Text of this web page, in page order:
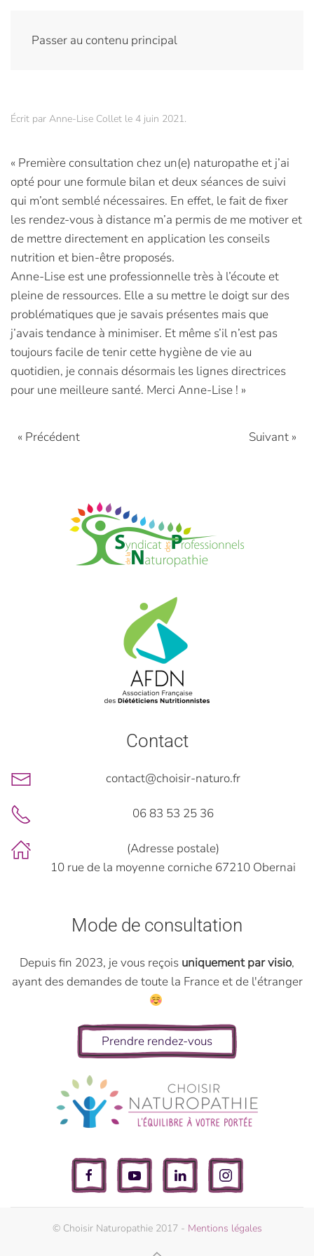
Passer au contenu principal
Écrit par Anne-Lise Collet le 4 juin 2021.
« Première consultation chez un(e) naturopathe et j’ai
opté pour une formule bilan et deux séances de suivi
qui m’ont semblé nécessaires. En effet, le fait de fixer
les rendez-vous à distance m’a permis de me motiver et
de mettre directement en application les conseils
nutrition et bien-être proposés.
Anne-Lise est une professionnelle très à l’écoute et
pleine de ressources. Elle a su mettre le doigt sur des
problématiques que je savais présentes mais que
j’avais tendance à minimiser. Et même s’il n’est pas
toujours facile de tenir cette hygiène de vie au
quotidien, je connais désormais les lignes directrices
pour une meilleure santé. Merci Anne-Lise ! »
« Précédent Suivant »
Contact
contact@choisir-naturo.fr
06 83 53 25 36
(Adresse postale)
10 rue de la moyenne corniche 67210 Obernai
Mode de consultation
Depuis fin 2023, je vous reçois uniquement par visio,
ayant des demandes de toute la France et de l'étranger
Prendre rendez-vous
© Choisir Naturopathie 2017 - Mentions légales